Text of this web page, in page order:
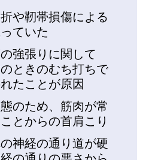
や靭帯損傷による
ていた
強張りに関して
ときのむち打ちで
たことが原因
のため、筋肉が常
とからの首肩こり
神経の通り道が硬